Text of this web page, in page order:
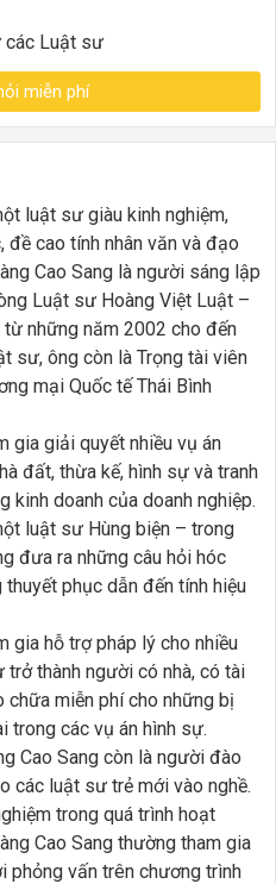
các Luật sư
miễn phí
luật sư giàu kinh nghiệm,
đề cao tính nhân văn và đạo
Cao Sang là người sáng lập
Luật sư Hoàng Việt Luật –
những năm 2002 cho đến
sư, ông còn là Trọng tài viên
mại Quốc tế Thái Bình
gia giải quyết nhiều vụ án
đất, thừa kế, hình sự và tranh
kinh doanh của doanh nghiệp.
luật sư Hùng biện – trong
đưa ra những câu hỏi hóc
phục dẫn đến tính hiệu
gia hỗ trợ pháp lý cho nhiều
trở thành người có nhà, có tài
chữa miễn phí cho những bị
trong các vụ án hình sự.
Cao Sang còn là người đào
các luật sư trẻ mới vào nghề.
trong quá trình hoạt
Cao Sang thường tham gia
phỏng vấn trên chương trình